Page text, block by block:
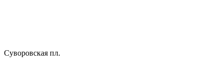
Суворовская пл.